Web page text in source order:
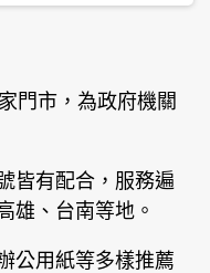
門市，為政府機關
皆有配合，服務遍
雄、台南等地。
公用紙等多樣推薦